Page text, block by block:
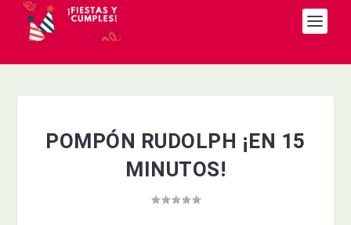
POMPÓN RUDOLPH ¡EN 15
MINUTOS!